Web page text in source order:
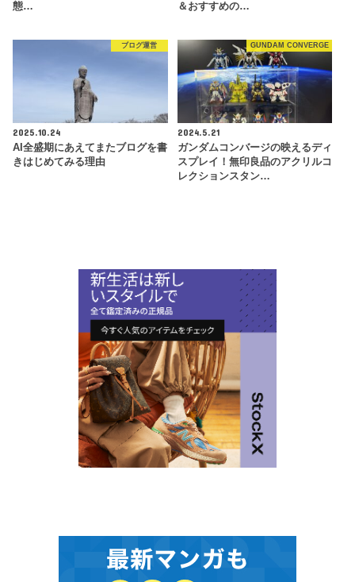
態…
＆おすすめの…
ブログ運営
2025.10.24
AI全盛期にあえてまたブログを書
きはじめてみる理由
GUNDAM CONVERGE
2024.5.21
ガンダムコンバージの映えるディ
スプレイ！無印良品のアクリルコ
レクションスタン…